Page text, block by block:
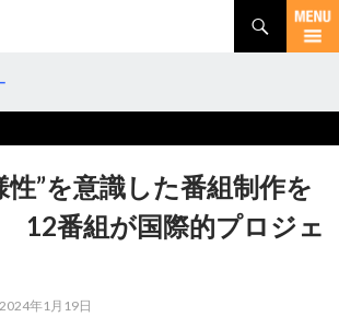
性”を意識した番組制作を
12番組が国際的プロジェ
2024年1月19日